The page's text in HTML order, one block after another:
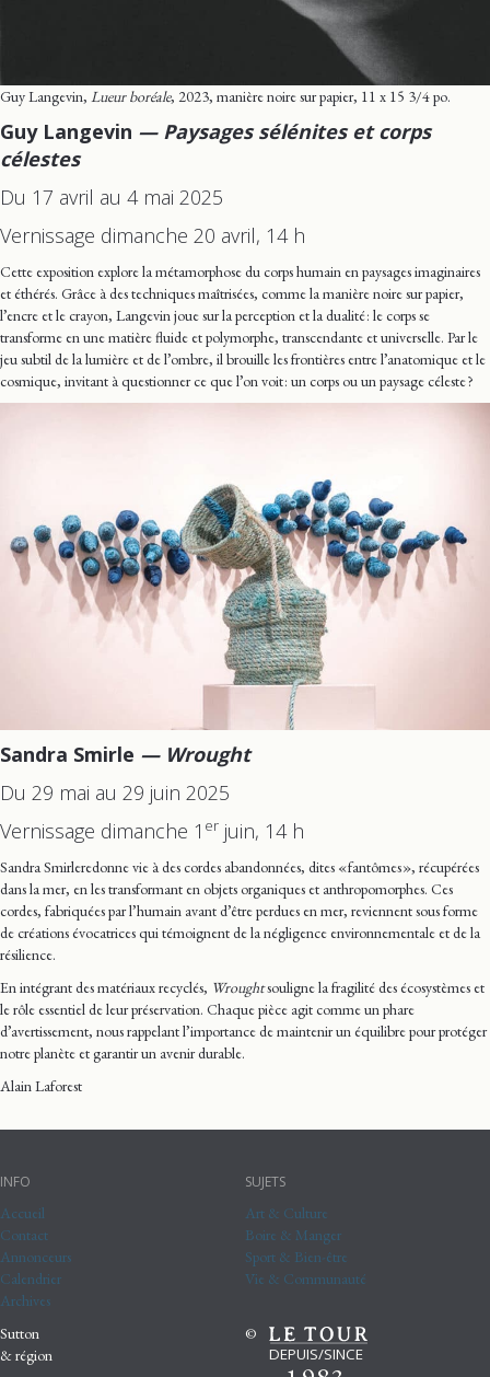
Guy Langevin, Lueur boréale, 2023, manière noire sur papier, 11 x 15 3/4 po.
Guy Langevin — Paysages sélénites et corps
célestes
Du 17 avril au 4 mai 2025
Vernissage dimanche 20 avril, 14 h
Cette exposition explore la métamorphose du corps humain en paysages imaginaires
et éthérés. Grâce à des techniques maîtrisées, comme la manière noire sur papier,
l’encre et le crayon, Langevin joue sur la perception et la dualité : le corps se
transforme en une matière fluide et polymorphe, transcendante et universelle. Par le
jeu subtil de la lumière et de l’ombre, il brouille les frontières entre l’anatomique et le
cosmique, invitant à questionner ce que l’on voit : un corps ou un paysage céleste ?
Sandra Smirle — Wrought
Du 29 mai au 29 juin 2025
Vernissage dimanche 1 er juin, 14 h
Sandra Smirleredonne vie à des cordes abandonnées, dites « fantômes », récupérées
dans la mer, en les transformant en objets organiques et anthropomorphes. Ces
cordes, fabriquées par l’humain avant d’être perdues en mer, reviennent sous forme
de créations évocatrices qui témoignent de la négligence environnementale et de la
résilience.
En intégrant des matériaux recyclés, Wroughtsouligne la fragilité des écosystèmes et
le rôle essentiel de leur préservation. Chaque pièce agit comme un phare
d’avertissement, nous rappelant l’importance de maintenir un équilibre pour protéger
notre planète et garantir un avenir durable.
Alain Laforest
INFO
Accueil
Contact
Annonceurs
Calendrier
Archives
SUJETS
Art & Culture
Boire & Manger
Sport & Bien-être
Vie & Communauté
Sutton
& région
©
DEPUIS/SINCE